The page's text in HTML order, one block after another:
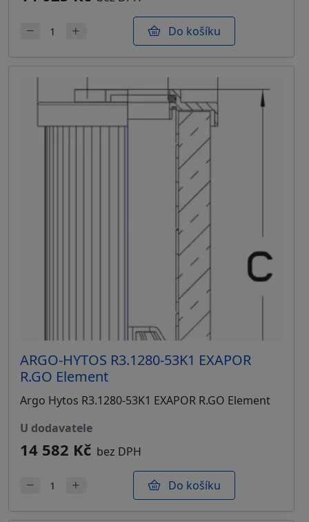
Do košíku
ARGO-HYTOS R3.1280-53K1 EXAPOR
R.GO Element
Argo Hytos R3.1280-53K1 EXAPOR R.GO Element
u dodavatele
14 582 Kč bez DPH
Do košíku